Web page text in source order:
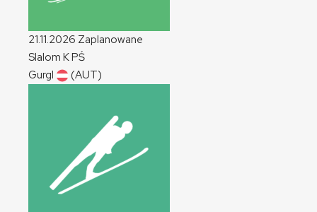
21.11.2026 Zaplanowane
Slalom KPŚ
Gurgl
(AUT)